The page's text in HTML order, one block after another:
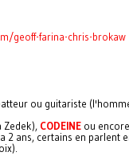
geoff-farina-chris-brokaw
ou guitariste
Zedek), CODEINE ou encore
2 ans, certains en parlent